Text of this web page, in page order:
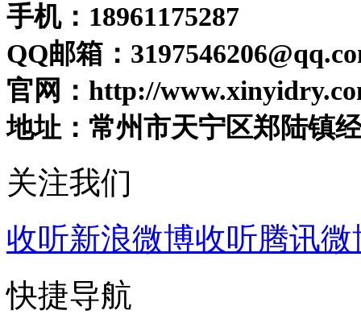
手机：18961175287
QQ邮箱：
官网：http://
地址：常州市天宁区郑陆镇
关注我们
收听新浪微博收听腾讯微
快捷导航